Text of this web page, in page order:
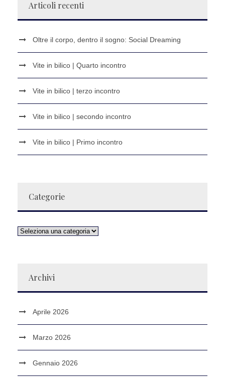
Articoli recenti
Oltre il corpo, dentro il sogno: Social Dreaming
Vite in bilico | Quarto incontro
Vite in bilico | terzo incontro
Vite in bilico | secondo incontro
Vite in bilico | Primo incontro
Categorie
Archivi
Aprile 2026
Marzo 2026
Gennaio 2026